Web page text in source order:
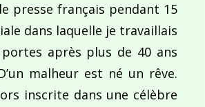
presse français pendant 15
dans laquelle je travaillais
après plus de 40 ans
malheur est né un rêve.
inscrite dans une célèbre